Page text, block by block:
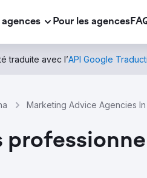
agences Pour les agences
traduite avec l’API Google
Marketing Advice Agencies